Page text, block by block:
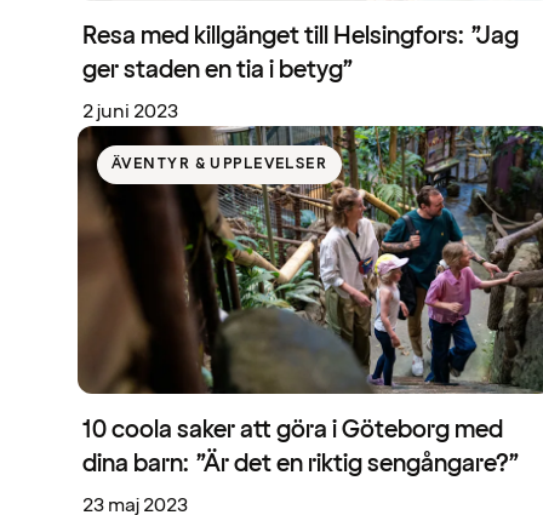
Resa med killgänget till Helsingfors: ”Jag
ger staden en tia i betyg”
2 juni 2023
ÄVENTYR & UPPLEVELSER
10 coola saker att göra i Göteborg med
dina barn: ”Är det en riktig sengångare?”
23 maj 2023